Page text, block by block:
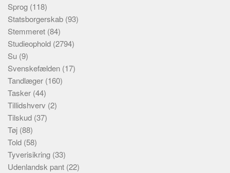
Sprog (118)
Statsborgerskab (93)
Stemmeret (84)
Studieophold (2794)
Su (9)
Svenskefælden (17)
Tandlæger (160)
Tasker (44)
Tillidshverv (2)
Tilskud (37)
Tøj (88)
Told (58)
Tyverisikring (33)
Udenlandsk pant (22)